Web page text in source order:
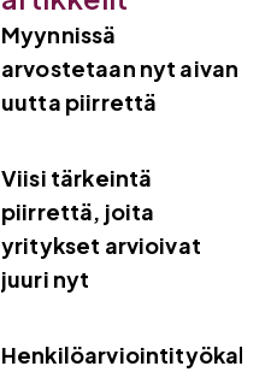
Myynnissä
arvostetaan nyt aivan
uutta piirrettä
Viisi tärkeintä
piirrettä, joita
yritykset arvioivat
juuri nyt
Henkilöarviointityökalut